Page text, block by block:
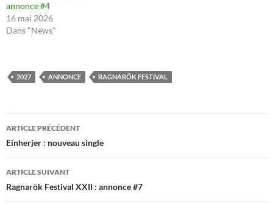
annonce #4
16 mai 2026
Dans "News"
2027 ANNONCE RAGNARÖK FESTIVAL
Navigation
des
articles
ARTICLE PRÉCÉDENT
Einherjer : nouveau single
ARTICLE SUIVANT
Ragnarök Festival XXII : annonce #7